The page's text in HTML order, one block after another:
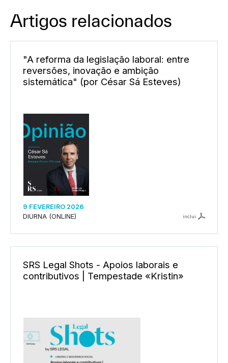
Artigos relacionados
"A reforma da legislação laboral: entre
reversões, inovação e ambição
sistemática" (por César Sá Esteves)
9 FEVEREIRO 2026
DIURNA (ONLINE)
inclui
SRS Legal Shots - Apoios laborais e
contributivos | Tempestade «Kristin»